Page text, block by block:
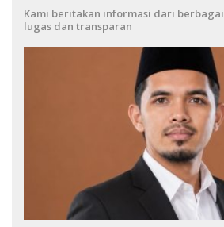
Kami beritakan informasi dari
lugas dan transparan